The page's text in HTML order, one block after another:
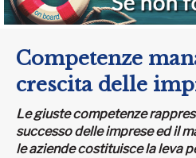
Competenze
crescita delle
Le giuste competenze
successo delle imprese ed il
le aziende costituisce la leva